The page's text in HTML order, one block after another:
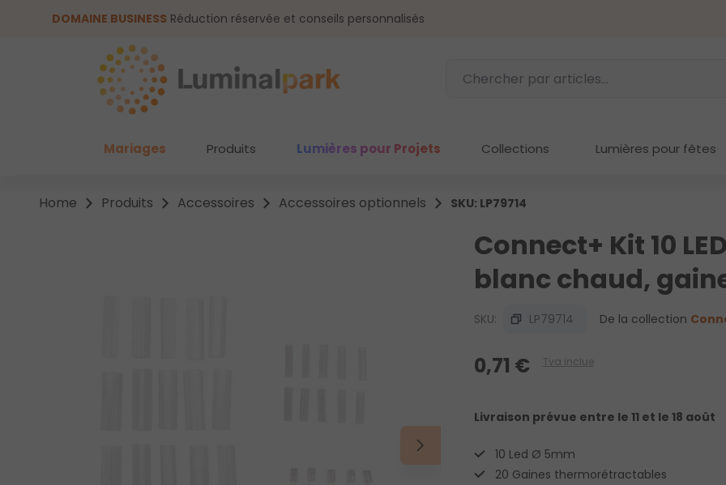
au contenu principal
Passer à la recherche
DOMAINE BUSINESS Réduction réservée et conseils personnalisés
Mariages Produits Lumières pour Projets Collections Lumières pour fêtes
Home Produits Accessoires Accessoires optionnels SKU: LP79714
Connect+ Kit 10
blanc chaud,
SKU: LP79714 De la collection
0,71 € Tva inclue
Livraison prévue entre le 11 et le 18 août
10 Led Ø 5mm
20 Gaines thermorétractables